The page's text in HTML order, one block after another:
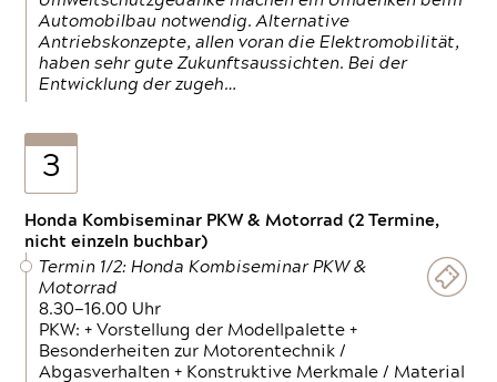
Automobilbau notwendig. Alternative
Antriebskonzepte, allen voran die Elektromobilität,
haben sehr gute Zukunftsaussichten. Bei der
Entwicklung der zugeh…
3
Honda Kombiseminar PKW & Motorrad (2 Termine,
nicht einzeln buchbar)
Termin 1/2: Honda Kombiseminar PKW &
Motorrad
8.30—16.00 Uhr
PKW: + Vorstellung der Modellpalette +
Besonderheiten zur Motorentechnik /
Abgasverhalten + Konstruktive Merkmale / Material